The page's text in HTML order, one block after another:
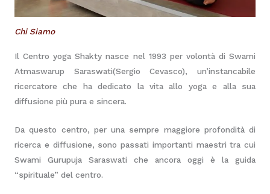
Chi Siamo
Il Centro yoga Shakty nasce nel 1993 per volontà di Swami
Atmaswarup Saraswati(Sergio Cevasco), un’instancabile
ricercatore che ha dedicato la vita allo yoga e alla sua
diffusione più pura e sincera.
Da questo centro, per una sempre maggiore profondità di
ricerca e diffusione, sono passati importanti maestri tra cui
Swami Gurupuja Saraswati che ancora oggi è la guida
“spirituale” del centro.